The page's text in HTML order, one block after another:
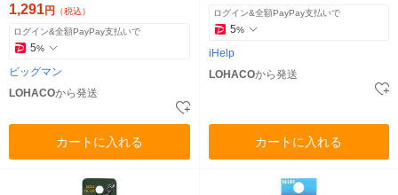
1,291円 （税込）
ログイン&全額PayPay支払いで
5%
ビッグマン
LOHACOから発送
カートに入れる
ログイン&全額PayPay支払いで
5%
iHelp
LOHACOから発送
カートに入れる